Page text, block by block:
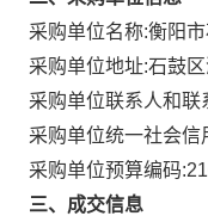
采购单位名称:衡阳
采购单位地址:石鼓
采购单位联系人和联
采购单位统一社会信
采购单位预算编码:
三、成交信息